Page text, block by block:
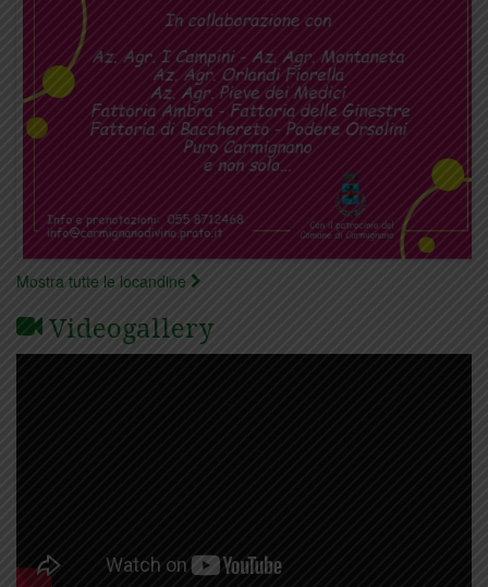
Mostra tutte le locandine
Videogallery